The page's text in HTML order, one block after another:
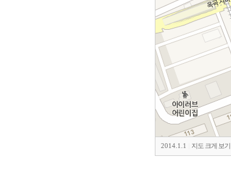
2014.1.1 지도 크게 보기